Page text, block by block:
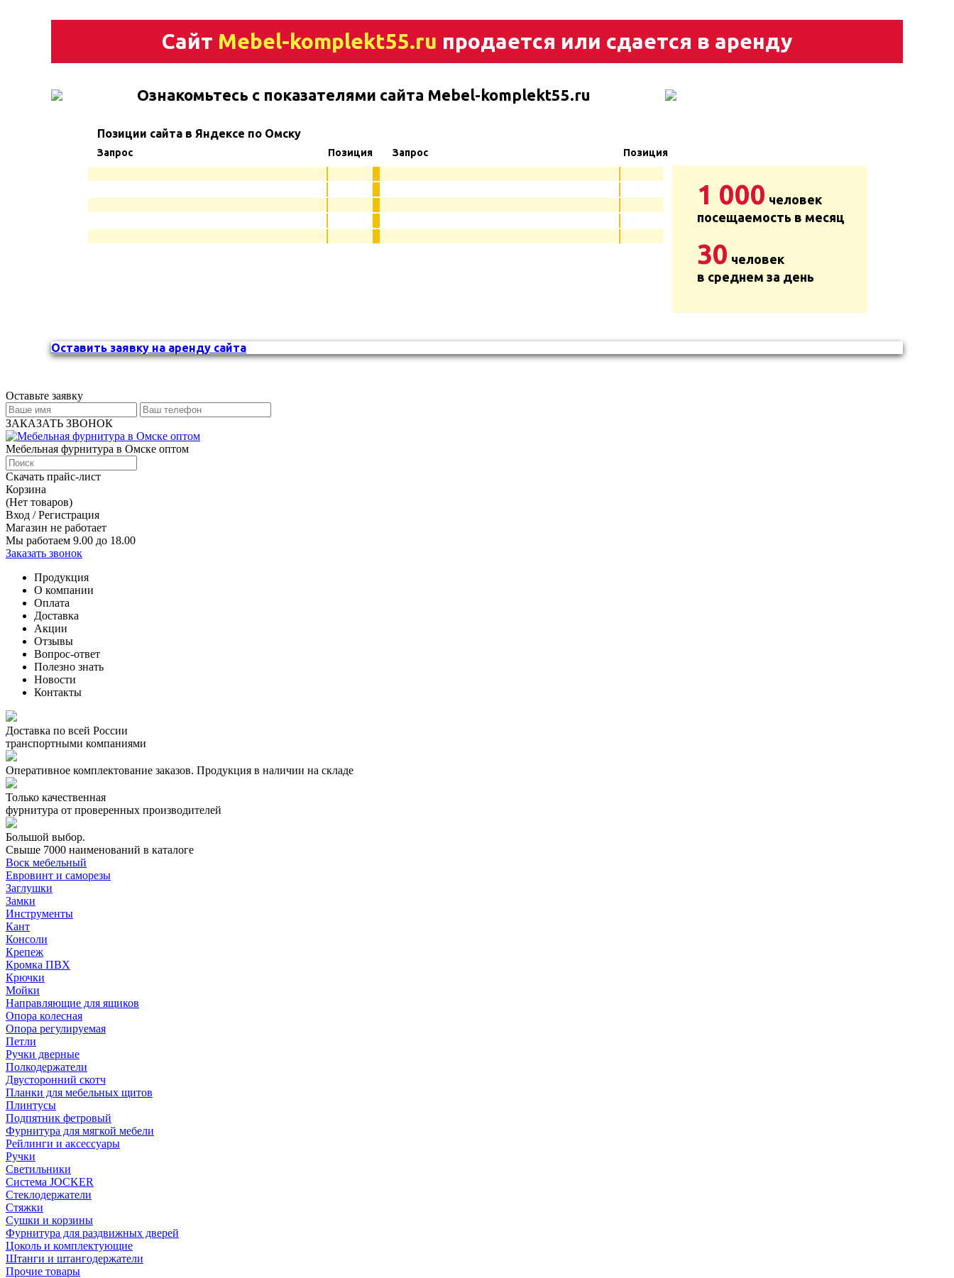
Сайт Mebel-komplekt55.ru продается или сдается в аренду
Ознакомьтесь с показателями сайта Mebel-komplekt55.ru
Позиции сайта в Яндексе по Омску
Запрос Позиция Запрос Позиция
1 000 человек
посещаемость в месяц
30 человек
в среднем за день
Оставить заявку на аренду сайта
Оставьте заявку
ЗАКАЗАТЬ ЗВОНОК
Мебельная фурнитура в Омске оптом
Скачать прайс-лист
Корзина
(Нет товаров)
Вход / Регистрация
Магазин не работает
Мы работаем 9.00 до 18.00
Заказать звонок
Продукция
О компании
Оплата
Доставка
Акции
Отзывы
Вопрос-ответ
Полезно знать
Новости
Контакты
Доставка по всей России
транспортными компаниями
Оперативное комплектование заказов. Продукция в наличии на складе
Только качественная
фурнитура от проверенных производителей
Большой выбор.
Свыше 7000 наименований в каталоге
Воск мебельный
Евровинт и саморезы
Заглушки
Замки
Инструменты
Кант
Консоли
Крепеж
Кромка ПВХ
Крючки
Мойки
Направляющие для ящиков
Опора колесная
Опора регулируемая
Петли
Ручки дверные
Полкодержатели
Двусторонний скотч
Планки для мебельных щитов
Плинтусы
Подпятник фетровый
Фурнитура для мягкой мебели
Рейлинги и аксессуары
Ручки
Светильники
Система JOCKER
Стеклодержатели
Стяжки
Сушки и корзины
Фурнитура для раздвижных дверей
Цоколь и комплектующие
Штанги и штангодержатели
Прочие товары